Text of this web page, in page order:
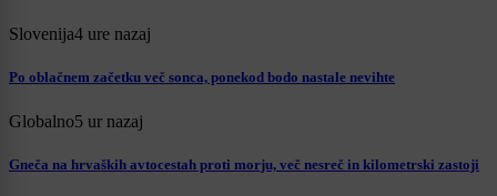
Slovenija4 ure nazaj
Po oblačnem začetku več sonca, ponekod bodo nastale nevihte
Globalno5 ur nazaj
Gneča na hrvaških avtocestah proti morju, več nesreč in kilometrski zastoji